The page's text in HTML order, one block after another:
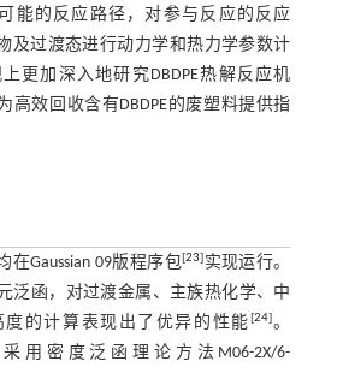
可能的反应路径，对参与反应的反应
及过渡态进行动力学和热力学参数计
更加深入地研究DBDPE热解反应机
高效回收含有DBDPE的废塑料提供指
Gaussian 09版程序包[23] 实现运行。
泛函，对过渡金属、主族热化学、中
的计算表现出了优异的性能 [24]。
采用密度泛函理论方法M06-2X/6-